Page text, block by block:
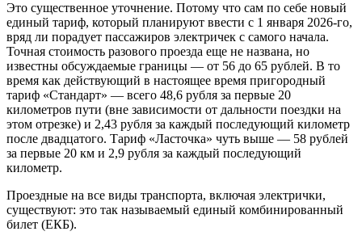
Это существенное уточнение. Потому что сам по себе новый
единый тариф, который планируют ввести с 1 января 2026‑го,
вряд ли порадует пассажиров электричек с самого начала.
Точная стоимость разового проезда еще не названа, но
известны обсуждаемые границы — от 56 до 65 рублей. В то
время как действующий в настоящее время пригородный
тариф «Стандарт» — всего 48,6 рубля за первые 20
километров пути (вне зависимос­ти от дальности поездки на
этом отрезке) и 2,43 рубля за каждый последующий километр
после двадцатого. Тариф «Ласточка» чуть выше — 58 рублей
за первые 20 км и 2,9 рубля за каждый последующий
километр.
Проездные на все виды транспорта, включая электрички,
существуют: это так называемый единый комбинированный
билет (ЕКБ).